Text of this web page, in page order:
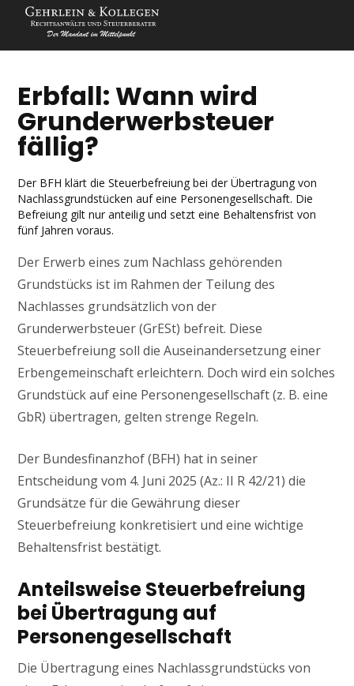
Erbfall: Wann wird
Grunderwerbsteuer
fällig?
Der BFH klärt die Steuerbefreiung bei der Übertragung von
Nachlassgrundstücken auf eine Personengesellschaft. Die
Befreiung gilt nur anteilig und setzt eine Behaltensfrist von
fünf Jahren voraus.
Der Erwerb eines zum Nachlass gehörenden
Grundstücks ist im Rahmen der Teilung des
Nachlasses grundsätzlich von der
Grunderwerbsteuer (GrESt) befreit. Diese
Steuerbefreiung soll die Auseinandersetzung einer
Erbengemeinschaft erleichtern. Doch wird ein solches
Grundstück auf eine Personengesellschaft (z. B. eine
GbR) übertragen, gelten strenge Regeln.
Der Bundesfinanzhof (BFH) hat in seiner
Entscheidung vom 4. Juni 2025 (Az.: II R 42/21) die
Grundsätze für die Gewährung dieser
Steuerbefreiung konkretisiert und eine wichtige
Behaltensfrist bestätigt.
Anteilsweise Steuerbefreiung
bei Übertragung auf
Personengesellschaft
Die Übertragung eines Nachlassgrundstücks von